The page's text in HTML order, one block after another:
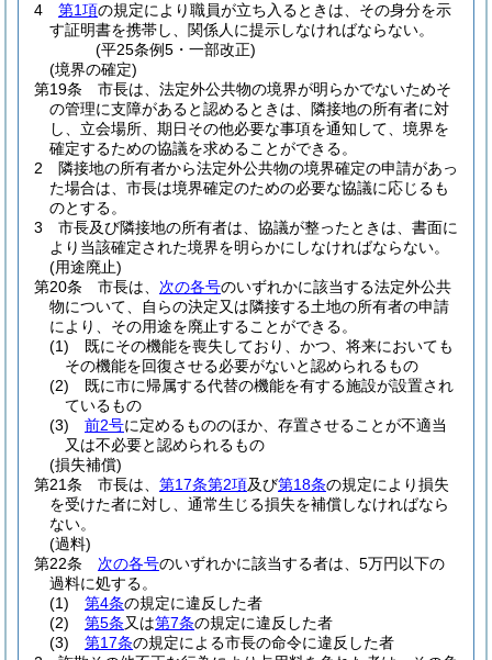
4
第1項の規定により職員が立ち入るときは、その身分を示
す証明書を携帯し、関係人に提示しなければならない。
(平25条例5・一部改正)
(境界の確定)
第19条
市長は、法定外公共物の境界が明らかでないためそ
の管理に支障があると認めるときは、隣接地の所有者に対
し、立会場所、期日その他必要な事項を通知して、境界を
確定するための協議を求めることができる。
2
隣接地の所有者から法定外公共物の境界確定の申請があっ
た場合は、市長は境界確定のための必要な協議に応じるも
のとする。
3
市長及び隣接地の所有者は、協議が整ったときは、書面に
より当該確定された境界を明らかにしなければならない。
(用途廃止)
第20条
市長は、 次の各号のいずれかに該当する法定外公共
物について、自らの決定又は隣接する土地の所有者の申請
により、その用途を廃止することができる。
(1)
既にその機能を喪失しており、かつ、将来においても
その機能を回復させる必要がないと認められるもの
(2)
既に市に帰属する代替の機能を有する施設が設置され
ているもの
(3)
前2号に定めるもののほか、存置させることが不適当
又は不必要と認められるもの
(損失補償)
第21条
市長は、 第17条第2項及び第18条の規定により損失
を受けた者に対し、通常生じる損失を補償しなければなら
ない。
(過料)
第22条
次の各号のいずれかに該当する者は、5万円以下の
過料に処する。
(1)
第4条の規定に違反した者
(2)
第5条又は第7条の規定に違反した者
(3)
第17条の規定による市長の命令に違反した者